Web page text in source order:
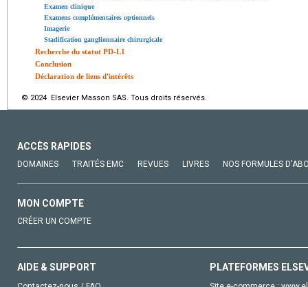
Examen clinique
Examens complémentaires optionnels
Imagerie
Stadification ganglionnaire chirurgicale
Recherche du statut PD-L1
Conclusion
Déclaration de liens d'intérêts
© 2024 Elsevier Masson SAS. Tous droits réservés.
ACCÈS RAPIDES
DOMAINES TRAITÉS EMC REVUES LIVRES NOS FORMULES
MON COMPTE
CRÉER UN COMPTE
AIDE & SUPPORT PLATEFORMES